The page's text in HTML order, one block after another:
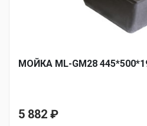
МОЙКА ML-GM28
5 882 ₽